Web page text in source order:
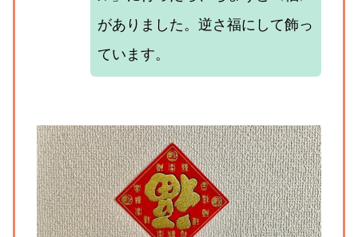
がありました。逆さ福にして飾っ
ています。